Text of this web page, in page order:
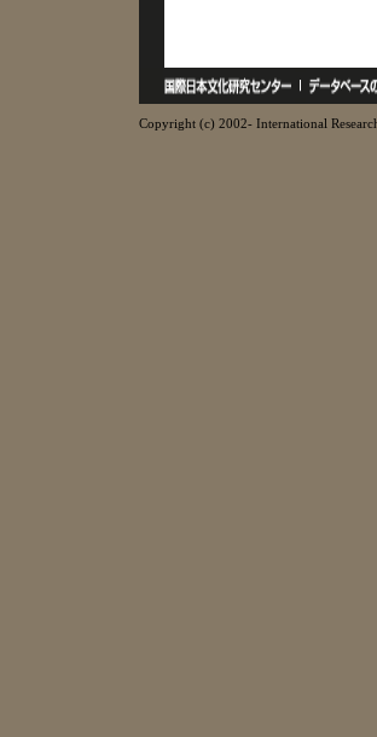
Copyright (c) 2002- International